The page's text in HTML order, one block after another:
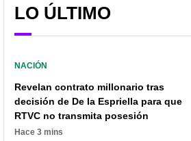
LO ÚLTIMO
NACIÓN
Revelan contrato millonario tras
decisión de De la Espriella para que
RTVC no transmita posesión
Hace 3 mins